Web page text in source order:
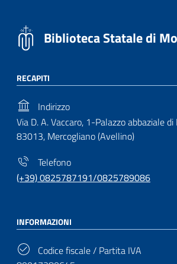
Biblioteca Statale di
RECAPITI
Indirizzo
Via D. A. Vaccaro, 1-Palazzo abbaziale
83013, Mercogliano (Avellino)
Telefono
(+39) 0825787191/0825789086
INFORMAZIONI
Codice fiscale / Partita IVA